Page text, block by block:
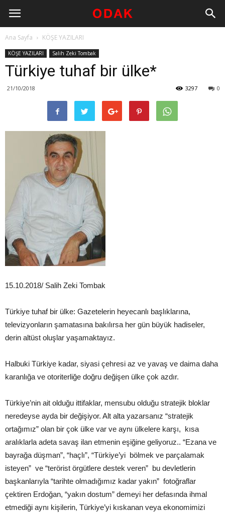
Ana Sayfa KÖŞE YAZILARI
KÖŞE YAZILARI Salih Zeki Tombak
Türkiye tuhaf bir ülke*
21/10/2018 0
3297
15.10.2018/ Salih Zeki Tombak
Türkiye tuhaf bir ülke: Gazetelerin heyecanlı başlıklarına,
televizyonların şamatasına bakılırsa her gün büyük hadiseler,
derin altüst oluşlar yaşamaktayız.
Halbuki Türkiye kadar, siyasi çehresi az ve yavaş ve daima daha
karanlığa ve otoriterliğe doğru değişen ülke çok azdır.
Türkiye’nin ait olduğu ittifaklar, mensubu olduğu stratejik bloklar
neredeyse ayda bir değişiyor. Alt alta yazarsanız “stratejik
ortağımız” olan bir çok ülke var ve aynı ülkelere karşı, kısa
aralıklarla adeta savaş ilan etmenin eşiğine geliyoruz.. “Ezana ve
bayrağa düşman”, “haçlı”, “Türkiye’yi bölmek ve parçalamak
isteyen” ve “terörist örgütlere destek veren” bu devletlerin
başkanlarıyla “tarihte olmadığımız kadar yakın” fotoğraflar
çektiren Erdoğan, “yakın dostum” demeyi her defasında ihmal
etmediği aynı kişilerin, Türkiye’yi kıskanan veya ekonomimizi